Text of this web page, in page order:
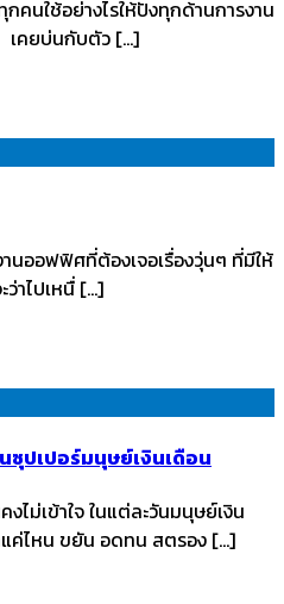
คนใช้อย่างไรให้ปังทุกด้านการงาน
ยบ่นกับตัว […]
ออฟฟิศที่ต้องเจอเรื่องวุ่นๆ ที่มีให้
ว่าไปเหนื่ […]
ซุปเปอร์มนุษย์เงินเดือน
ไม่เข้าใจ ในแต่ละวันมนุษย์เงิน
ค่ไหน ขยัน อดทน สตรอง […]